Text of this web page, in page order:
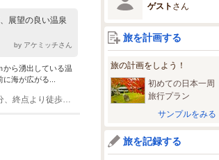
展望の良い温泉
by アケミッチさん
から湧出している温
海が広がる...
(1)JRきのくに線海南駅より和歌山バス和歌山マリーナシティ行15分、終点より徒歩すぐ
ゲスト さん
旅を計画する
旅の計画をしよう！
初めての日本一周
旅行プラン
サンプルをみる
旅を記録する